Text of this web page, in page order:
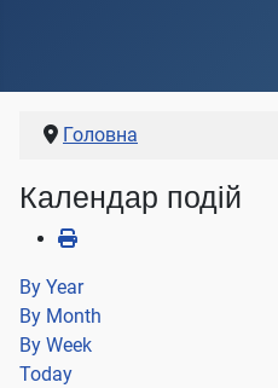
Головна
Календар подій
By Year
By Month
By Week
Today